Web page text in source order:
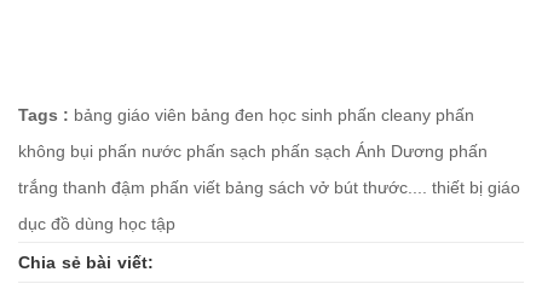
Tags : bảng giáo viên bảng đen học sinh phấn cleany phấn
không bụi phấn nước phấn sạch phấn sạch Ánh Dương phấn
trắng thanh đậm phấn viết bảng sách vở bút thước....
thiết bị giáo
dục đồ dùng học tập
Chia sẻ bài viết: